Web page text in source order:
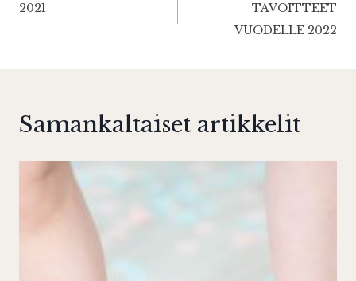
selaus
2021
TAVOITTEET
VUODELLE 2022
Samankaltaiset artikkelit